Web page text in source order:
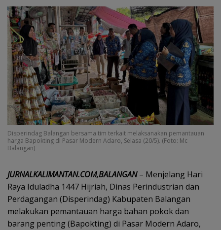
Disperindag Balangan bersama tim terkait melaksanakan pemantauan
harga Bapokting di Pasar Modern Adaro, Selasa (20/5). (Foto: Mc
Balangan)
JURNALKALIMANTAN.COM,BALANGAN– Menjelang Hari
Raya Iduladha 1447 Hijriah, Dinas Perindustrian dan
Perdagangan (Disperindag) Kabupaten Balangan
melakukan pemantauan harga bahan pokok dan
barang penting (Bapokting) di Pasar Modern Adaro,